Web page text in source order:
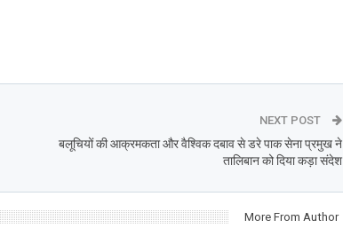
NEXT POST
बलूचियों की आक्रमकता और वैश्विक दबाव से डरे पाक सेना प्रमुख ने
तालिबान को दिया कड़ा संदेश
More From Author